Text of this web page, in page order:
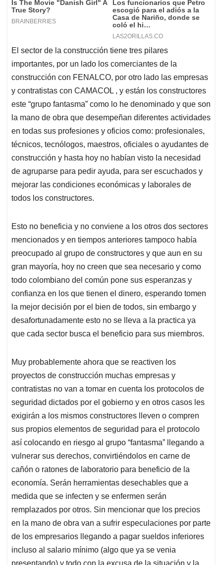
El sector de la construcción tiene tres pilares
importantes, por un lado los comerciantes de la
construcción con FENALCO, por otro lado las empresas
y contratistas con CAMACOL , y están los constructores
este “grupo fantasma” como lo he denominado y que son
la mano de obra que desempeñan diferentes actividades
en todas sus profesiones y oficios como: profesionales,
técnicos, tecnólogos, maestros, oficiales o ayudantes de
construcción y hasta hoy no habían visto la necesidad
de agruparse para pedir ayuda, para ser escuchados y
mejorar las condiciones económicas y laborales de
todos los constructores.
Esto no beneficia y no conviene a los otros dos sectores
mencionados y en tiempos anteriores tampoco había
preocupado al grupo de constructores y que aun en su
gran mayoría, hoy no creen que sea necesario y como
todo colombiano del común pone sus esperanzas y
confianza en los que tienen el dinero, esperando tomen
la mejor decisión por el bien de todos, sin embargo y
desafortunadamente esto no se lleva a la practica ya
que cada sector busca el beneficio para sus miembros.
Muy probablemente ahora que se reactiven los
proyectos de construcción muchas empresas y
contratistas no van a tomar en cuenta los protocolos de
seguridad dictados por el gobierno y en otros casos les
exigirán a los mismos constructores lleven o compren
sus propios elementos de seguridad para el protocolo
así colocando en riesgo al grupo “fantasma” llegando a
vulnerar sus derechos, convirtiéndolos en carne de
cañón o ratones de laboratorio para beneficio de la
economía. Serán herramientas desechables que a
medida que se infecten y se enfermen serán
remplazados por otros. Sin mencionar que los precios
en la mano de obra van a sufrir especulaciones por parte
de los empresarios llegando a pagar sueldos inferiores
incluso al salario mínimo (algo que ya se venia
presentando) y todo con la excusa de la situación y la